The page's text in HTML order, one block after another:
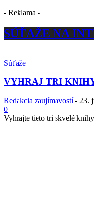
- Reklama -
SÚŤAŽE NA
Súťaže
VYHRAJ TRI
Redakcia zaujímavostí - 23.
0
Vyhrajte tieto tri skvelé